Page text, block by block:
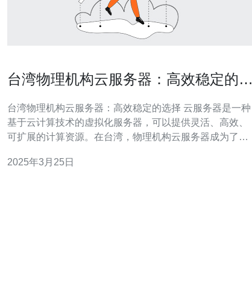
台湾物理机构云服务器：高效稳定的选
台湾物理机构云服务器：高效稳定的选择 云服务器是一种
基于云计算技术的虚拟化服务器，可以提供灵活、高效、
可扩展的计算资源。在台湾，物理机构云服务器成为了越
务器的优势，为您提供一个高效稳定的选择。 台湾物理机
2025年3月25日